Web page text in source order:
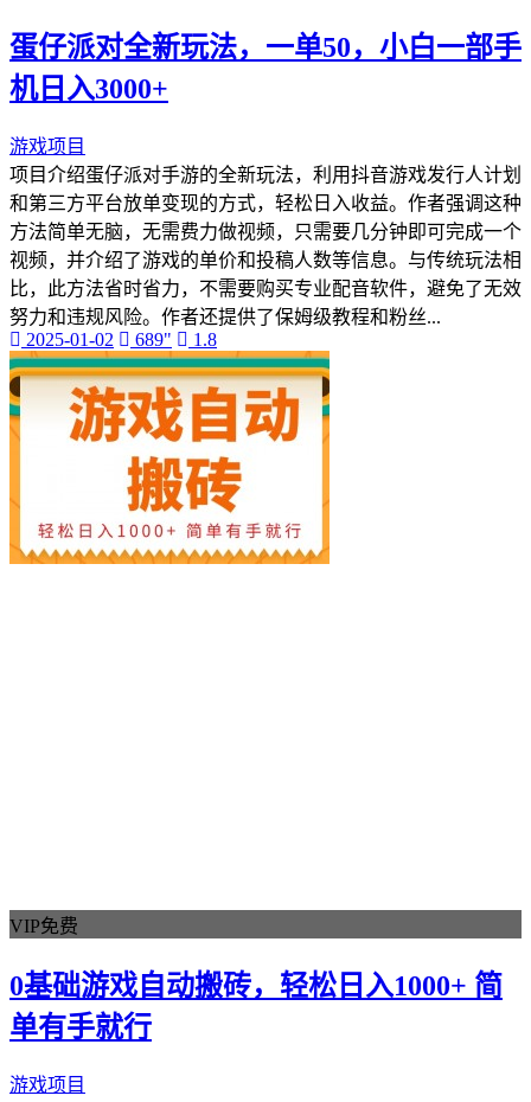
手机剪映
视频号
剪映电脑版
剪映专业版
Capcut
剪映国际版
蛋仔派对全新玩法，一单50，小白一部手
机日入3000+
游戏项目
项目介绍蛋仔派对手游的全新玩法，利用抖音游戏发行人计划
和第三方平台放单变现的方式，轻松日入收益。作者强调这种
方法简单无脑，无需费力做视频，只需要几分钟即可完成一个
视频，并介绍了游戏的单价和投稿人数等信息。与传统玩法相
比，此方法省时省力，不需要购买专业配音软件，避免了无效
努力和违规风险。作者还提供了保姆级教程和粉丝...
2025-01-02
689" 1.8
VIP免费
0基础游戏自动搬砖，轻松日入1000+ 简
单有手就行
游戏项目